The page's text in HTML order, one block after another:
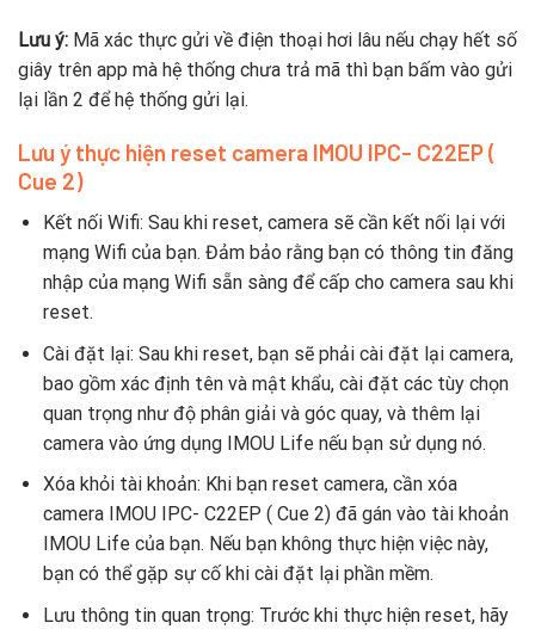
Lưu ý: Mã xác thực gửi về điện thoại hơi lâu nếu chạy hết số
giây trên app mà hệ thống chưa trả mã thì bạn bấm vào gửi
lại lần 2 để hệ thống gửi lại.
Lưu ý thực hiện reset camera IMOU IPC- C22EP (
Cue 2)
Kết nối Wifi: Sau khi reset, camera sẽ cần kết nối lại với
mạng Wifi của bạn. Đảm bảo rằng bạn có thông tin đăng
nhập của mạng Wifi sẵn sàng để cấp cho camera sau khi
reset.
Cài đặt lại: Sau khi reset, bạn sẽ phải cài đặt lại camera,
bao gồm xác định tên và mật khẩu, cài đặt các tùy chọn
quan trọng như độ phân giải và góc quay, và thêm lại
camera vào ứng dụng IMOU Life nếu bạn sử dụng nó.
Xóa khỏi tài khoản: Khi bạn reset camera, cần xóa
camera IMOU IPC- C22EP ( Cue 2) đã gán vào tài khoản
IMOU Life của bạn. Nếu bạn không thực hiện việc này,
bạn có thể gặp sự cố khi cài đặt lại phần mềm.
Lưu thông tin quan trọng: Trước khi thực hiện reset, hãy